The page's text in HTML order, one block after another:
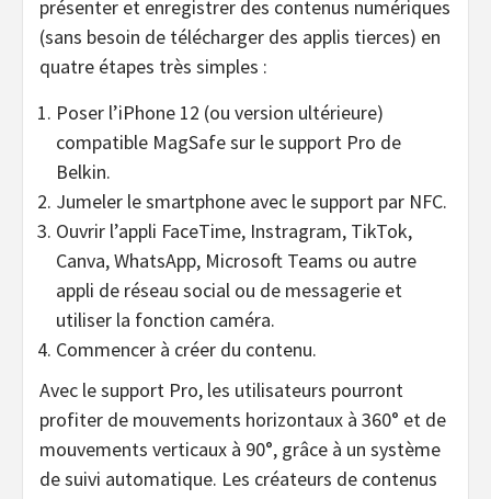
présenter et enregistrer des contenus numériques
(sans besoin de télécharger des applis tierces) en
quatre étapes très simples :
Poser l’iPhone 12 (ou version ultérieure)
compatible MagSafe sur le support Pro de
Belkin.
Jumeler le smartphone avec le support par NFC.
Ouvrir l’appli FaceTime, Instragram, TikTok,
Canva, WhatsApp, Microsoft Teams ou autre
appli de réseau social ou de messagerie et
utiliser la fonction caméra.
Commencer à créer du contenu.
Avec le support Pro, les utilisateurs pourront
profiter de mouvements horizontaux à 360° et de
mouvements verticaux à 90°, grâce à un système
de suivi automatique. Les créateurs de contenus